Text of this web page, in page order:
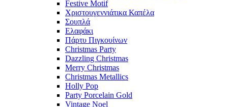
Festive Motif
Χριστουγεννιάτικα Καπέλα
Σουπλά
Ελαφάκι
Πάρτυ Πιγκουίνων
Christmas Party
Dazzling Christmas
Merry Christmas
Christmas Metallics
Holly Pop
Party Porcelain Gold
Vintage Noel